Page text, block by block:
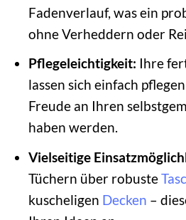
Fadenverlauf, was ein
ohne Verheddern oder
Pflegeleichtigkeit: Ihre
lassen sich einfach
Freude an Ihren
haben werden.
Vielseitige
Tüchern über robuste
kuscheligen Decken –